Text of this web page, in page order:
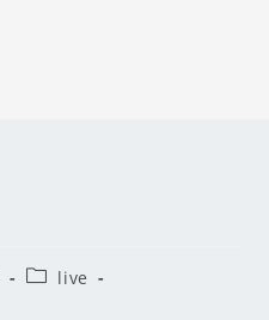
live